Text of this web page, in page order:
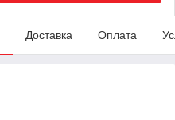
Доставка Оплата